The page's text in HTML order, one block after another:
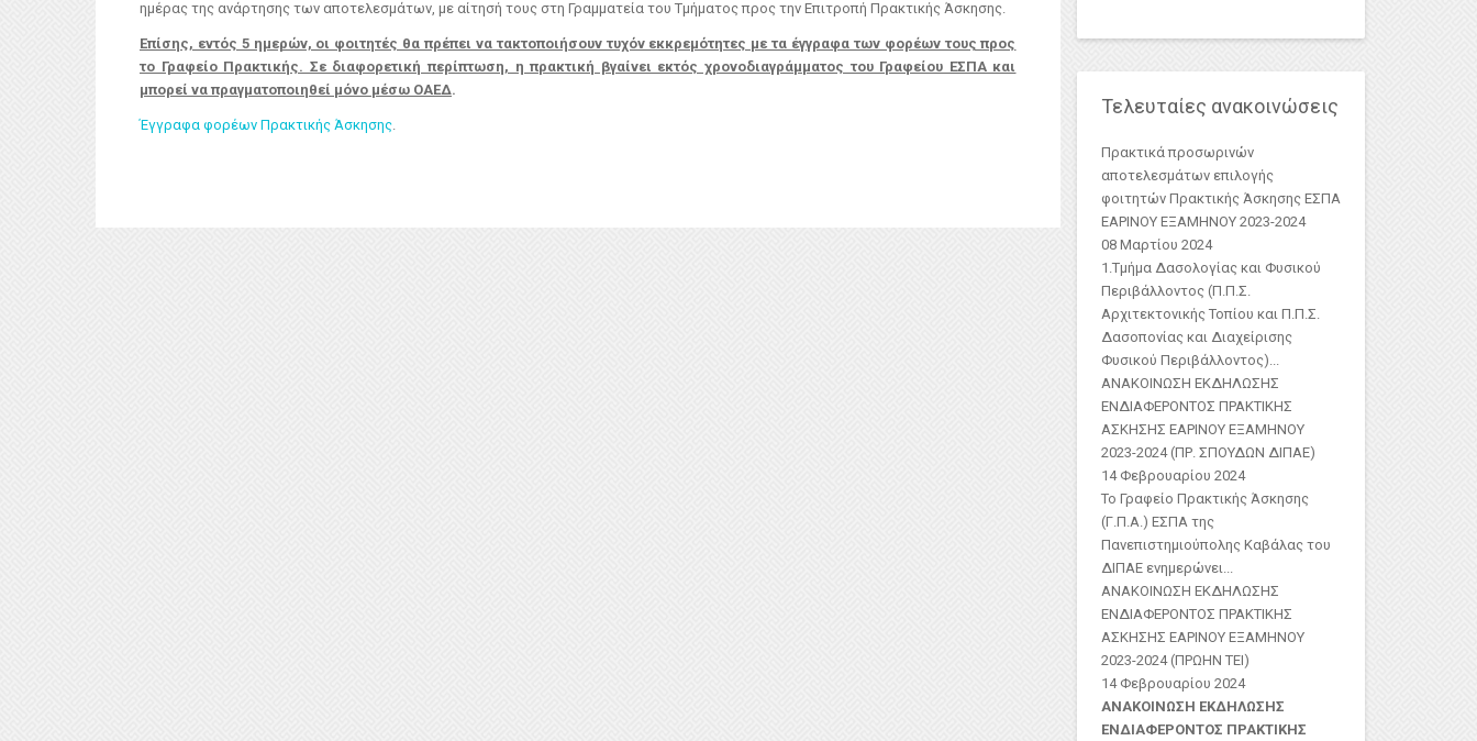
ημέρας της ανάρτησης των αποτελεσμάτων, με αίτησή τους στη Γραμματεία του Τμήματος προς την Επιτροπή Πρακτικής Άσκησης.
Επίσης, εντός 5 ημερών, οι φοιτητές θα πρέπει να τακτοποιήσουν τυχόν εκκρεμότητες με τα έγγραφα των φορέων τους προς
το Γραφείο Πρακτικής. Σε διαφορετική περίπτωση, η πρακτική βγαίνει εκτός χρονοδιαγράμματος του Γραφείου ΕΣΠΑ και
μπορεί να πραγματοποιηθεί μόνο μέσω ΟΑΕΔ.
Έγγραφα φορέων Πρακτικής Άσκησης.
Τελευταίες ανακοινώσεις
Πρακτικά προσωρινών
αποτελεσμάτων επιλογής
φοιτητών Πρακτικής Άσκησης ΕΣΠΑ
ΕΑΡΙΝΟΥ ΕΞΑΜΗΝΟΥ 2023-2024
08 Μαρτίου 2024
1.Τμήμα Δασολογίας και Φυσικού
Περιβάλλοντος (Π.Π.Σ.
Αρχιτεκτονικής Τοπίου και Π.Π.Σ.
Δασοπονίας και Διαχείρισης
Φυσικού Περιβάλλοντος)...
ΑΝΑΚΟΙΝΩΣΗ ΕΚΔΗΛΩΣΗΣ
ΕΝΔΙΑΦΕΡΟΝΤΟΣ ΠΡΑΚΤΙΚΗΣ
ΑΣKΗΣΗΣ ΕΑΡΙΝΟΥ ΕΞΑΜΗΝΟΥ
2023-2024 (ΠΡ. ΣΠΟΥΔΩΝ ΔΙΠΑΕ)
14 Φεβρουαρίου 2024
Το Γραφείο Πρακτικής Άσκησης
(Γ.Π.Α.) ΕΣΠΑ της
Πανεπιστημιούπολης Καβάλας του
ΔΙΠΑΕ ενημερώνει...
ΑΝΑΚΟΙΝΩΣΗ ΕΚΔΗΛΩΣΗΣ
ΕΝΔΙΑΦΕΡΟΝΤΟΣ ΠΡΑΚΤΙΚΗΣ
ΑΣΚΗΣΗΣ ΕΑΡΙΝΟΥ ΕΞΑΜΗΝΟΥ
2023-2024 (ΠΡΩΗΝ ΤΕΙ)
14 Φεβρουαρίου 2024
ΑΝΑΚΟΙΝΩΣΗ ΕΚΔΗΛΩΣΗΣ
ΕΝΔΙΑΦΕΡΟΝΤΟΣ ΠΡΑΚΤΙΚΗΣ